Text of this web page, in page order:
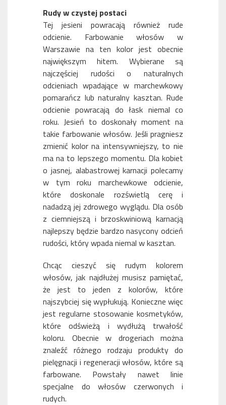
Rudy w czystej postaci
Tej jesieni powracają również rude
odcienie. Farbowanie włosów w
Warszawie na ten kolor jest obecnie
największym hitem. Wybierane są
najczęściej rudości o naturalnych
odcieniach wpadające w marchewkowy
pomarańcz lub naturalny kasztan. Rude
odcienie powracają do łask niemal co
roku. Jesień to doskonały moment na
takie farbowanie włosów. Jeśli pragniesz
zmienić kolor na intensywniejszy, to nie
ma na to lepszego momentu. Dla kobiet
o jasnej, alabastrowej karnacji polecamy
w tym roku marchewkowe odcienie,
które doskonale rozświetlą cerę i
nadadzą jej zdrowego wyglądu. Dla osób
z ciemniejszą i brzoskwiniową karnacją
najlepszy będzie bardzo nasycony odcień
rudości, który wpada niemal w kasztan.
Chcąc cieszyć się rudym kolorem
włosów, jak najdłużej musisz pamiętać,
że jest to jeden z kolorów, które
najszybciej się wypłukują. Konieczne więc
jest regularne stosowanie kosmetyków,
które odświeżą i wydłużą trwałość
koloru. Obecnie w drogeriach można
znaleźć różnego rodzaju produkty do
pielęgnacji i regeneracji włosów, które są
farbowane. Powstały nawet linie
specjalne do włosów czerwonych i
rudych.